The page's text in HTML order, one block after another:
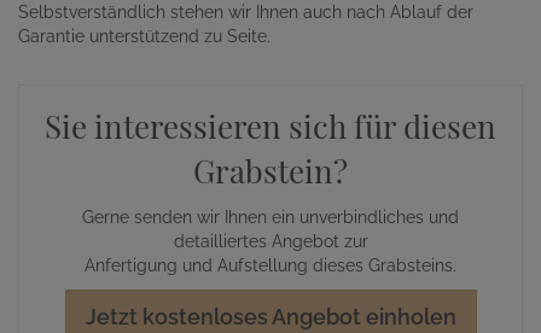
Selbstverständlich stehen wir Ihnen auch nach Ablauf der
Garantie unterstützend zu Seite.
Sie interessieren sich für diesen
Grabstein?
Gerne senden wir Ihnen ein unverbindliches und
detailliertes Angebot zur
Anfertigung und Aufstellung dieses Grabsteins.
Jetzt kostenloses Angebot einholen